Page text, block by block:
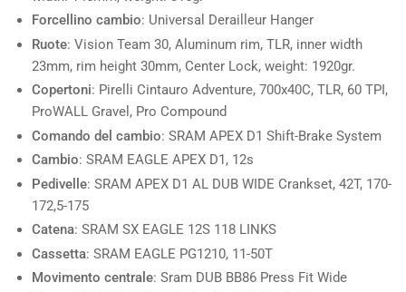
Forcellino cambio: Universal Derailleur Hanger
Ruote: Vision Team 30, Aluminum rim, TLR, inner width
23mm, rim height 30mm, Center Lock, weight: 1920gr.
Copertoni: Pirelli Cintauro Adventure, 700x40C, TLR, 60 TPI,
ProWALL Gravel, Pro Compound
Comando del cambio: SRAM APEX D1 Shift-Brake System
Cambio: SRAM EAGLE APEX D1, 12s
Pedivelle: SRAM APEX D1 AL DUB WIDE Crankset, 42T, 170-
172,5-175
Catena: SRAM SX EAGLE 12S 118 LINKS
Cassetta: SRAM EAGLE PG1210, 11-50T
Movimento centrale: Sram DUB BB86 Press Fit Wide